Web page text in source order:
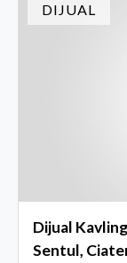
DIJUAL
Dijual
Sentul,